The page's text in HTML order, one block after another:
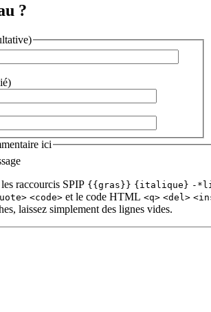
?
ici
raccourcis SPIP {{gras}} {italique} -
<code> et le code HTML <q> <del>
laissez simplement des lignes vides.